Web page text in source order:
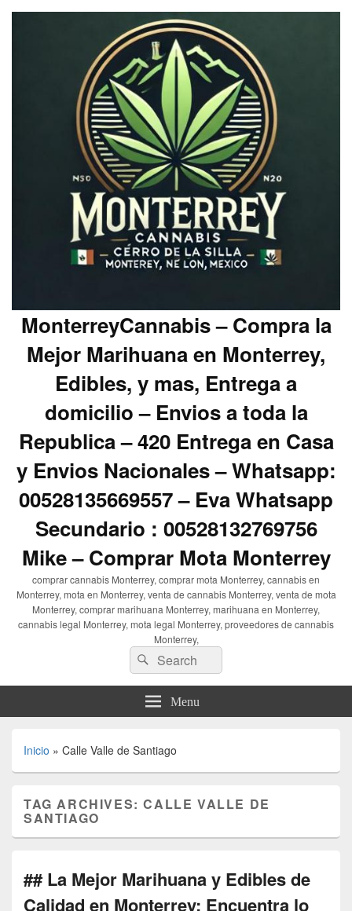
MonterreyCannabis – Compra la
Mejor Marihuana en Monterrey,
Edibles, y mas, Entrega a
domicilio – Envios a toda la
Republica – 420 Entrega en Casa
y Envios Nacionales – Whatsapp:
00528135669557 – Eva Whatsapp
Secundario : 00528132769756
Mike – Comprar Mota Monterrey
comprar cannabis Monterrey, comprar mota Monterrey, cannabis en
Monterrey, mota en Monterrey, venta de cannabis Monterrey, venta de mota
Monterrey, comprar marihuana Monterrey, marihuana en Monterrey,
cannabis legal Monterrey, mota legal Monterrey, proveedores de cannabis
Monterrey,
Search
for:
Search
Menu
Inicio » Calle Valle de Santiago
TAG ARCHIVES:CALLE VALLE DE
SANTIAGO
## La Mejor Marihuana y Edibles de
Calidad en Monterrey: Encuentra lo